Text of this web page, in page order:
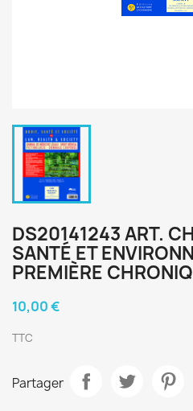
DS20141243 ART.
SANTÉ ET
PREMIÈRE
10,00 €
TTC
Partager